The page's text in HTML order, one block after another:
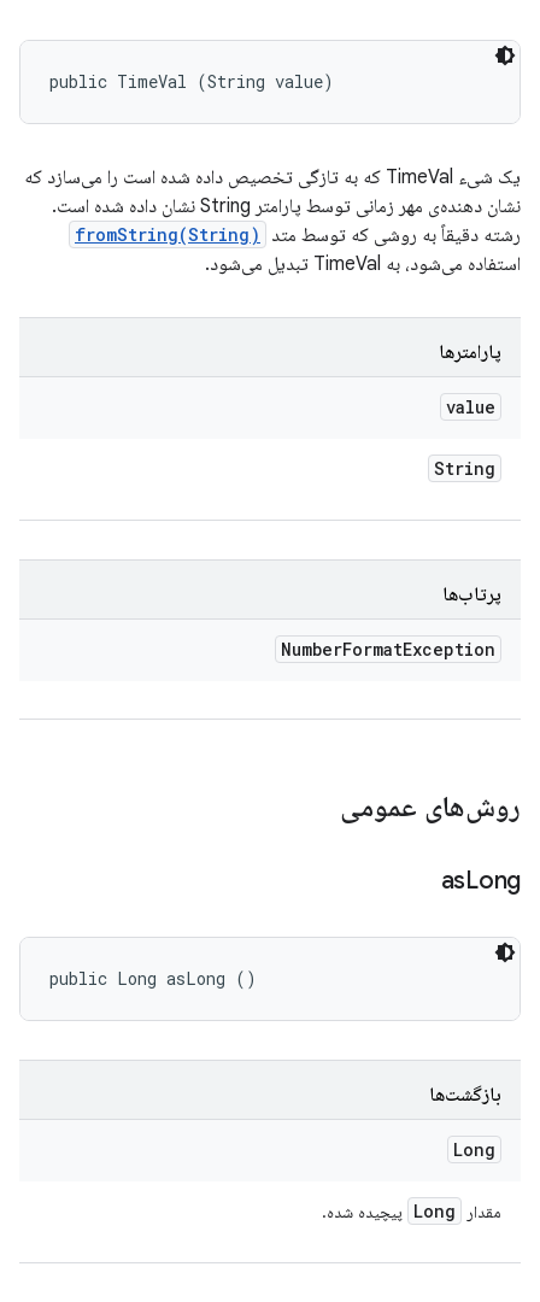
public TimeVal (String value)
یک شیء TimeVal که به تازگی تخصیص داده شده است را می‌سازد که
نشان دهنده‌ی مهر زمانی
توسط پارامتر String نشان داده شده است.
رشته دقیقاً به روشی که توسط متد
fromString(String)
استفاده می‌شود، به TimeVal تبدیل می‌شود.
پارامترها
value
String
پرتاب‌ها
NumberFormatException
روش‌های عمومی
asLong
public Long asLong ()
بازگشت‌ها
Long
مقدار Long پیچیده شده.